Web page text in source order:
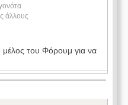
άλλους
μέλος του Φόρουμ για να